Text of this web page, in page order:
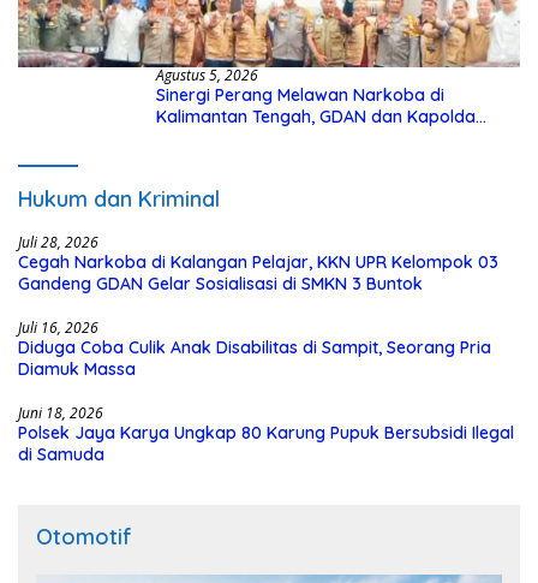
Agustus 5, 2026
Sinergi Perang Melawan Narkoba di
Kalimantan Tengah, GDAN dan Kapolda
Hukum dan Kriminal
Juli 28, 2026
Cegah Narkoba di Kalangan Pelajar, KKN UPR Kelompok 03
Gandeng GDAN Gelar Sosialisasi di SMKN 3 Buntok
Juli 16, 2026
Diduga Coba Culik Anak Disabilitas di Sampit, Seorang Pria
Diamuk Massa
Juni 18, 2026
Polsek Jaya Karya Ungkap 80 Karung Pupuk Bersubsidi Ilegal
di Samuda
Otomotif